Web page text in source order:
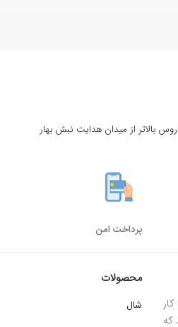
بالاتر از میدان هدایت نبش بهار
پرداخت امن
1385 میباشد که
محصولات
شال